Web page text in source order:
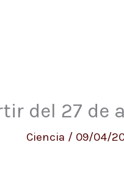
del 27 de
Ciencia / 09/04/